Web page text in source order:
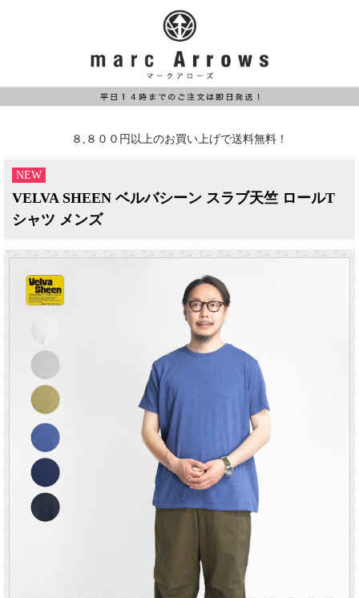
８,８００円以上のお買い上げで送料無料！
NEW
VELVA SHEEN ベルバシーン スラブ天竺 ロールT
シャツ メンズ